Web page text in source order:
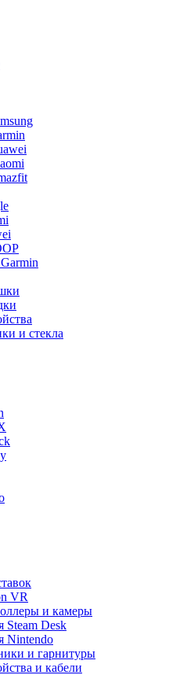
и стекла
VR
и камеры
Steam Desk
Nintendo
и гарнитуры
и кабели